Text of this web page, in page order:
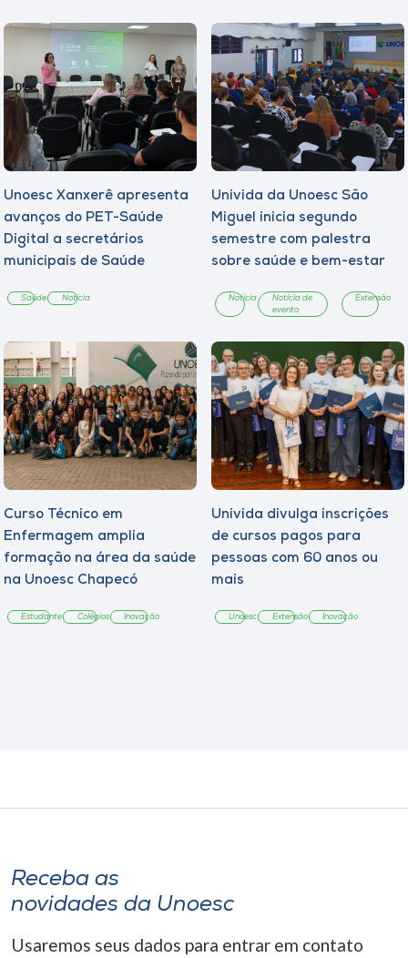
Unoesc Xanxerê apresenta
avanços do PET-Saúde
Digital a secretários
municipais de Saúde
Saúde Notícia
Univida da Unoesc São
Miguel inicia segundo
semestre com palestra
sobre saúde e bem-estar
Notícia
Notícia de
evento
Extensão
Curso Técnico em
Enfermagem amplia
formação na área da saúde
na Unoesc Chapecó
Estudante Colégios Inovação
Univida divulga inscrições
de cursos pagos para
pessoas com 60 anos ou
mais
Unoesc Extensão Inovação
Receba as
novidades da Unoesc
Usaremos seus dados para entrar em contato